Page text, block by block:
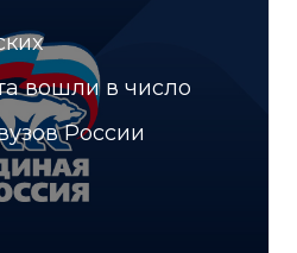
вошли в число
России